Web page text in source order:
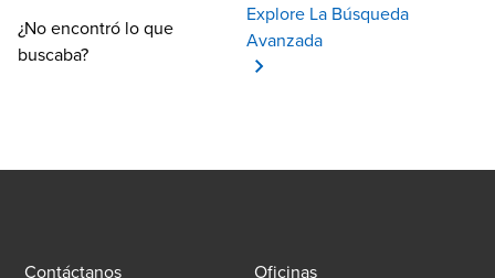
¿No encontró lo que
buscaba?
Explore La Búsqueda
Avanzada
Contáctanos Oficinas